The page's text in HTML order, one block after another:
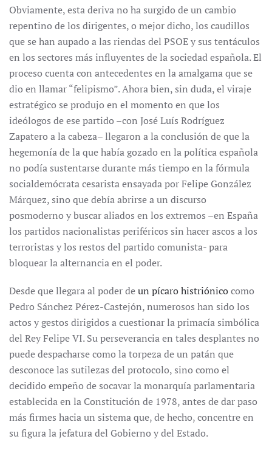
Obviamente, esta deriva no ha surgido de un cambio
repentino de los dirigentes, o mejor dicho, los caudillos
que se han aupado a las riendas del PSOE y sus tentáculos
en los sectores más influyentes de la sociedad española. El
proceso cuenta con antecedentes en la amalgama que se
dio en llamar “felipismo”. Ahora bien, sin duda, el viraje
estratégico se produjo en el momento en que los
ideólogos de ese partido –con José Luís Rodríguez
Zapatero a la cabeza– llegaron a la conclusión de que la
hegemonía de la que había gozado en la política española
no podía sustentarse durante más tiempo en la fórmula
socialdemócrata cesarista ensayada por Felipe González
Márquez, sino que debía abrirse a un discurso
posmoderno y buscar aliados en los extremos –en España
los partidos nacionalistas periféricos sin hacer ascos a los
terroristas y los restos del partido comunista- para
bloquear la alternancia en el poder.
Desde que llegara al poder deun pícaro histriónicocomo
Pedro Sánchez Pérez-Castejón, numerosos han sido los
actos y gestos dirigidos a cuestionar la primacía simbólica
del Rey Felipe VI. Su perseverancia en tales desplantes no
puede despacharse como la torpeza de un patán que
desconoce las sutilezas del protocolo, sino como el
decidido empeño de socavar la monarquía parlamentaria
establecida en la Constitución de 1978, antes de dar paso
más firmes hacia un sistema que, de hecho, concentre en
su figura la jefatura del Gobierno y del Estado.